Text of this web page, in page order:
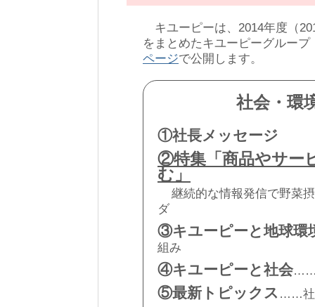
キユーピーは、2014年度（
をまとめたキユーピーグルー
ページで公開します。
社会・環
①社長メッセージ
②特集「商品やサー
む」
継続的な情報発信で野菜
ダ
③キユーピーと地球環
組み
④キユーピーと社会……
⑤最新トピックス ……社